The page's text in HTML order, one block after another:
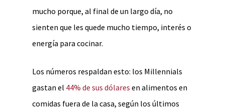
mucho porque, al final de un largo día, no
sienten que les quede mucho tiempo, interés o
energía para cocinar.
Los números respaldan esto: los Millennials
gastan el 44% de sus dólares en alimentos en
comidas fuera de la casa, según los últimos